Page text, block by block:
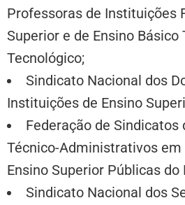
Professoras de Instituições
Superior e de Ensino Básico
Tecnológico;
Sindicato Nacional dos
Instituições de Ensino
Federação de Sindicatos
Técnico-Administrativos
Ensino Superior Públicas do
Sindicato Nacional dos